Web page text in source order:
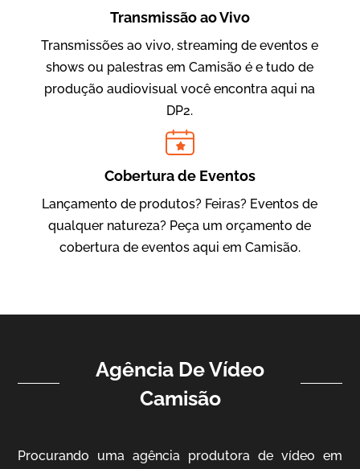
Vídeos para Treinamentos
IBCC
Vídeo Institucional
Vídeo Institucional
Transmissão ao Vivo
Transmissões ao vivo, streaming de eventos e
shows ou palestras em Camisão é e tudo de
produção audiovisual você encontra aqui na
DP2.
Cobertura de Eventos
Lançamento de produtos? Feiras? Eventos de
qualquer natureza? Peça um orçamento de
cobertura de eventos aqui em Camisão.
Agência De Vídeo
Camisão
Procurando uma agência produtora de vídeo em